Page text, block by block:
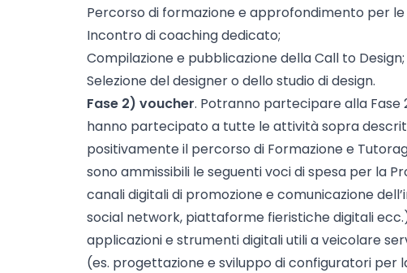
Percorso di formazione e approfondimento per
Incontro di coaching dedicato;
Compilazione e pubblicazione della Call to Design;
Selezione del designer o dello studio di design.
Fase 2) voucher. Potranno partecipare alla Fase
hanno partecipato a tutte le attività sopra
positivamente il percorso di Formazione e
sono ammissibili le seguenti voci di spesa per la
canali digitali di promozione e comunicazione
social network, piattaforme fieristiche digitali
applicazioni e strumenti digitali utili a veicolare
(es. progettazione e sviluppo di configuratori per